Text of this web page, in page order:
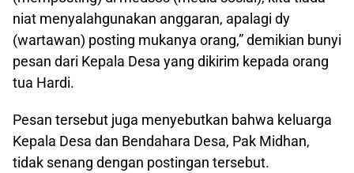
niat menyalahgunakan anggaran, apalagi dy
(wartawan) posting mukanya orang,” demikian bunyi
pesan dari Kepala Desa yang dikirim kepada orang
tua Hardi.
Pesan tersebut juga menyebutkan bahwa keluarga
Kepala Desa dan Bendahara Desa, Pak Midhan,
tidak senang dengan postingan tersebut.